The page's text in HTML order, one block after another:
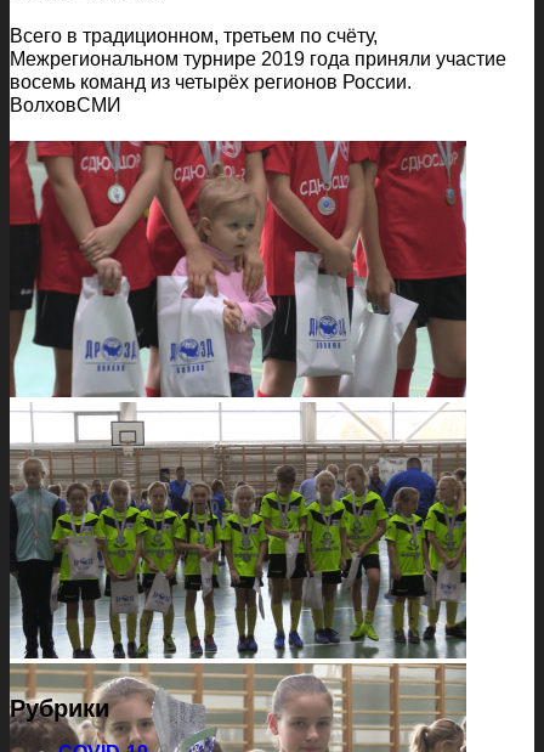
Всего в традиционном, третьем по счёту,
Межрегиональном турнире 2019 года приняли участие
восемь команд из четырёх регионов России.
ВолховСМИ
Рубрики